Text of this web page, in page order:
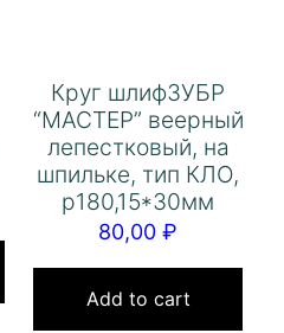
Круг шлифЗУБР
“МАСТЕР” веерный
лепестковый, на
шпильке, тип КЛО,
р180,15*30мм
80,00₽
Add to cart